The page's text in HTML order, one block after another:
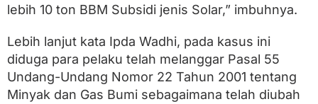
lebih 10 ton BBM Subsidi jenis Solar,” imbuhnya.
Lebih lanjut kata Ipda Wadhi, pada kasus ini
diduga para pelaku telah melanggar Pasal 55
Undang-Undang Nomor 22 Tahun 2001 tentang
Minyak dan Gas Bumi sebagaimana telah diubah